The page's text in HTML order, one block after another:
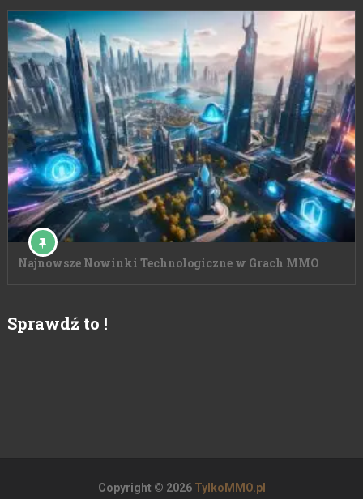
Najnowsze Nowinki Technologiczne w Grach MMO
Sprawdź to !
Copyright © 2026 TylkoMMO.pl